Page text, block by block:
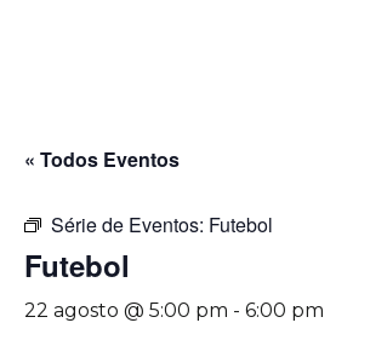
« Todos Eventos
Série de Eventos: Futebol
Futebol
22 agosto @ 5:00 pm - 6:00 pm